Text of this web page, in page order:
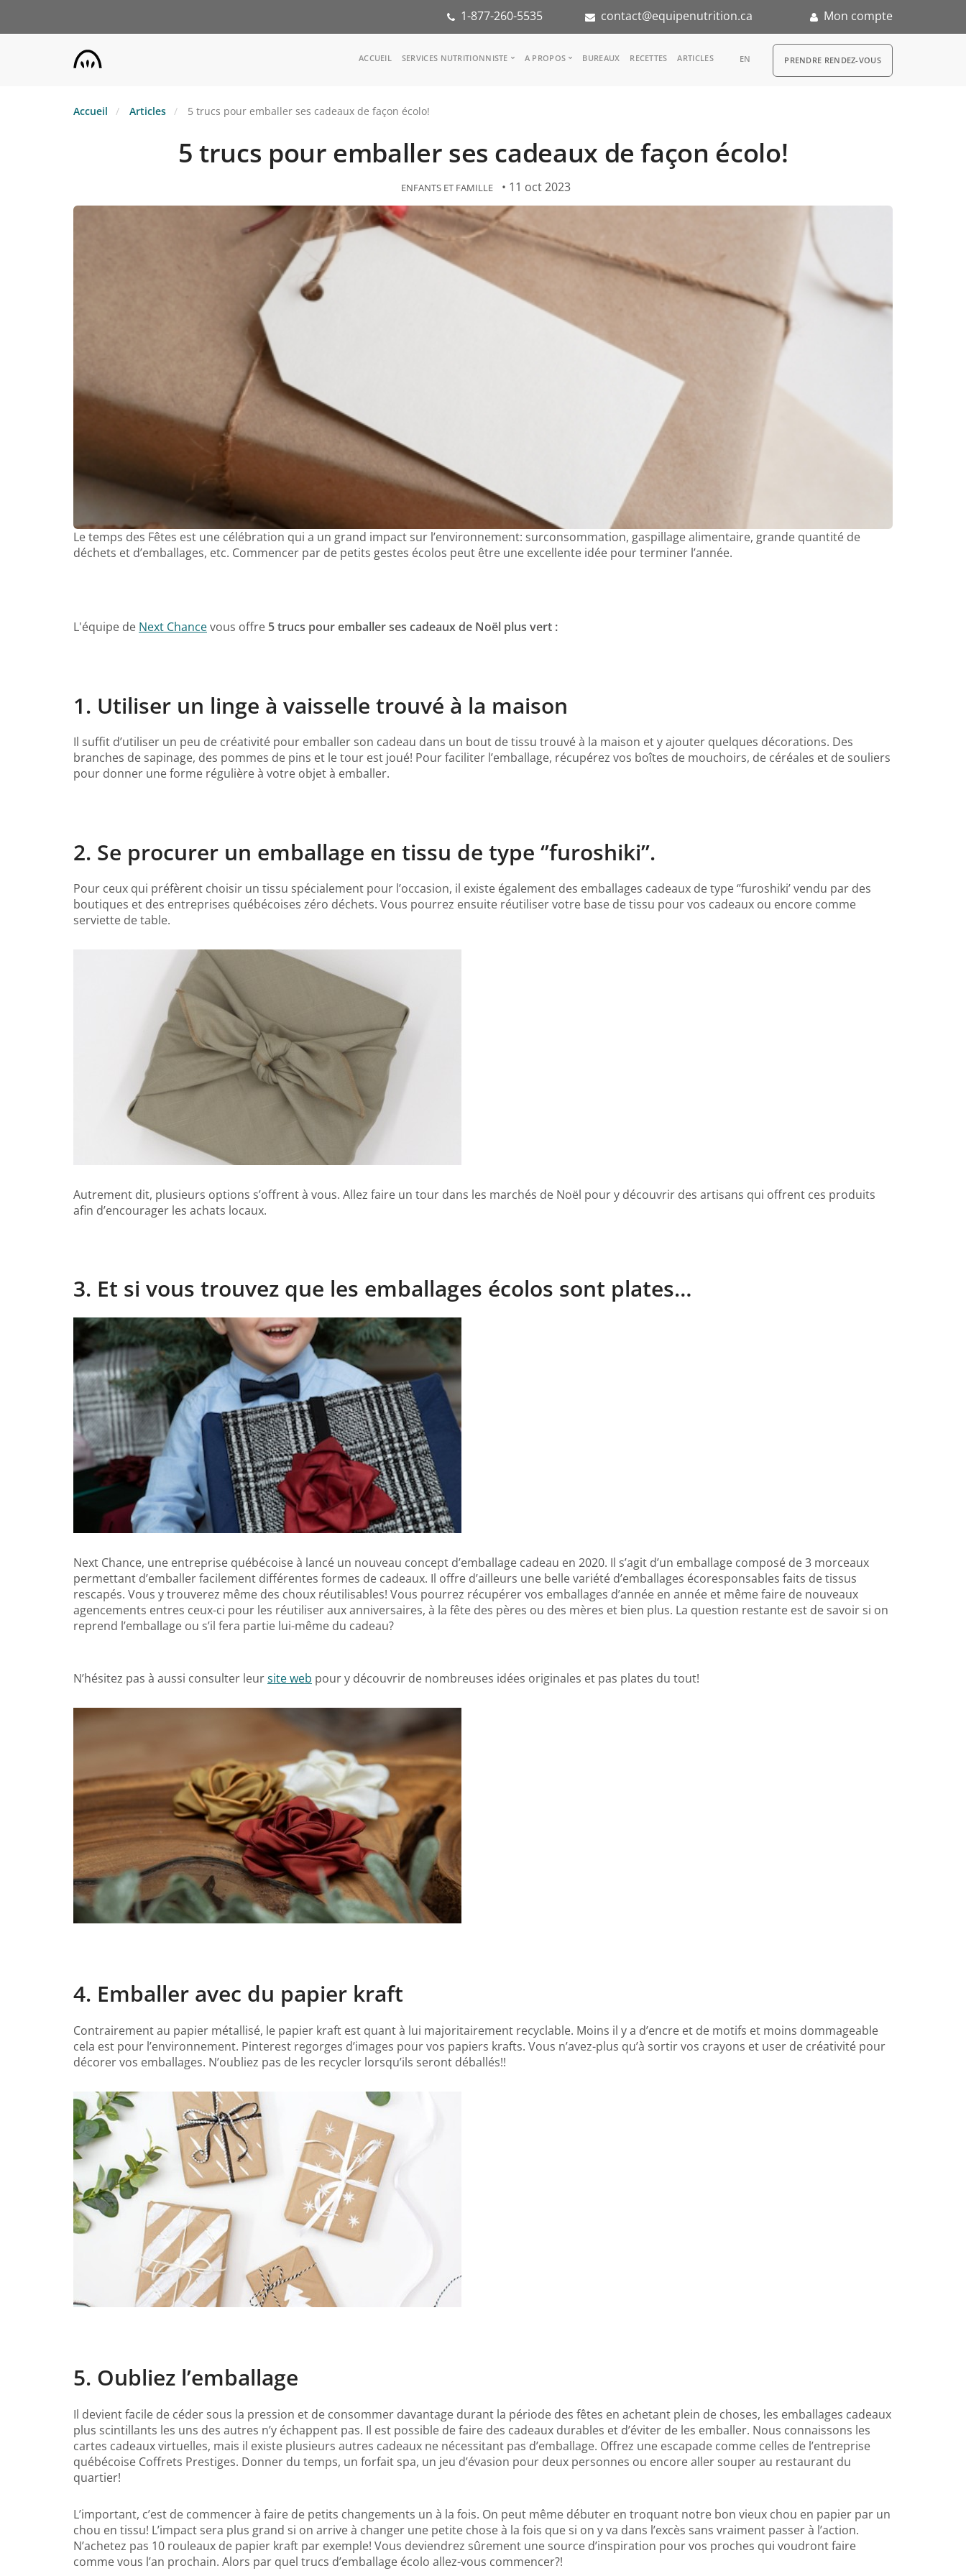
1-877-260-5535 contact@equipenutrition.ca Mon compte
Main
ACCUEIL SERVICES NUTRITIONNISTE
Groupes d'inspiration
KoalaPro
A PROPOS
Partenaires
Stage en nutrition
Carrières
BUREAUX RECETTES ARTICLES EN RDV
PRENDRE RENDEZ-VOUS
Accueil Articles 5 trucs pour emballer ses cadeaux de façon écolo!
5 trucs pour emballer ses cadeaux de façon écolo!
ENFANTS ET FAMILLE • 11 oct 2023
Le temps des Fêtes est une célébration qui a un grand impact sur l’environnement: surconsommation, gaspillage alimentaire, grande quantité de
déchets et d’emballages, etc. Commencer par de petits gestes écolos peut être une excellente idée pour terminer l’année.
L'équipe de Next Chancevous offre 5 trucs pour emballer ses cadeaux de Noël plus vert :
1. Utiliser un linge à vaisselle trouvé à la maison
Il suffit d’utiliser un peu de créativité pour emballer son cadeau dans un bout de tissu trouvé à la maison et y ajouter quelques décorations. Des
branches de sapinage, des pommes de pins et le tour est joué! Pour faciliter l’emballage, récupérez vos boîtes de mouchoirs, de céréales et de souliers
pour donner une forme régulière à votre objet à emballer.
2. Se procurer un emballage en tissu de type ‘’furoshiki’’.
Pour ceux qui préfèrent choisir un tissu spécialement pour l’occasion, il existe également des emballages cadeaux de type ‘’furoshiki’ vendu par des
boutiques et des entreprises québécoises zéro déchets. Vous pourrez ensuite réutiliser votre base de tissu pour vos cadeaux ou encore comme
serviette de table.
Autrement dit, plusieurs options s’offrent à vous. Allez faire un tour dans les marchés de Noël pour y découvrir des artisans qui offrent ces produits
afin d’encourager les achats locaux.
3. Et si vous trouvez que les emballages écolos sont plates…
Next Chance, une entreprise québécoise à lancé un nouveau concept d’emballage cadeau en 2020. Il s’agit d’un emballage composé de 3 morceaux
permettant d’emballer facilement différentes formes de cadeaux. Il offre d’ailleurs une belle variété d’emballages écoresponsables faits de tissus
rescapés. Vous y trouverez même des choux réutilisables! Vous pourrez récupérer vos emballages d’année en année et même faire de nouveaux
agencements entres ceux-ci pour les réutiliser aux anniversaires, à la fête des pères ou des mères et bien plus. La question restante est de savoir si on
reprend l’emballage ou s’il fera partie lui-même du cadeau?
N’hésitez pas à aussi consulter leursite web pour y découvrir de nombreuses idées originales et pas plates du tout!
4. Emballer avec du papier kraft
Contrairement au papier métallisé, le papier kraft est quant à lui majoritairement recyclable. Moins il y a d’encre et de motifs et moins dommageable
cela est pour l’environnement. Pinterest regorges d’images pour vos papiers krafts. Vous n’avez-plus qu’à sortir vos crayons et user de créativité pour
décorer vos emballages. N’oubliez pas de les recycler lorsqu’ils seront déballés!!
5. Oubliez l’emballage
Il devient facile de céder sous la pression et de consommer davantage durant la période des fêtes en achetant plein de choses, les emballages cadeaux
plus scintillants les uns des autres n’y échappent pas. Il est possible de faire des cadeaux durables et d’éviter de les emballer. Nous connaissons les
cartes cadeaux virtuelles, mais il existe plusieurs autres cadeaux ne nécessitant pas d’emballage. Offrez une escapade comme celles de l’entreprise
québécoise Coffrets Prestiges. Donner du temps, un forfait spa, un jeu d’évasion pour deux personnes ou encore aller souper au restaurant du
quartier!
L’important, c’est de commencer à faire de petits changements un à la fois. On peut même débuter en troquant notre bon vieux chou en papier par un
chou en tissu! L’impact sera plus grand si on arrive à changer une petite chose à la fois que si on y va dans l’excès sans vraiment passer à l’action.
N’achetez pas 10 rouleaux de papier kraft par exemple! Vous deviendrez sûrement une source d’inspiration pour vos proches qui voudront faire
comme vous l’an prochain. Alors par quel trucs d’emballage écolo allez-vous commencer?!